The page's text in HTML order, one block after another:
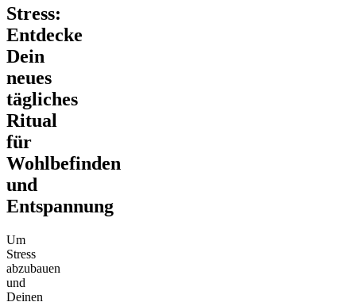
Stress:
Entdecke
Dein
neues
tägliches
Ritual
für
Wohlbefinden
und
Entspannung
Um
Stress
abzubauen
und
Deinen